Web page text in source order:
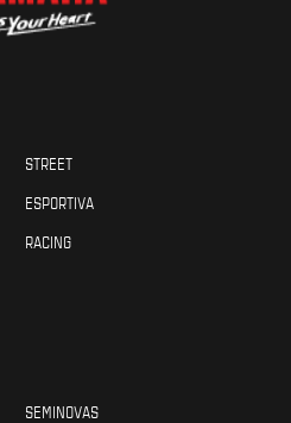
STREET
ESPORTIVA
RACING
SEMINOVAS